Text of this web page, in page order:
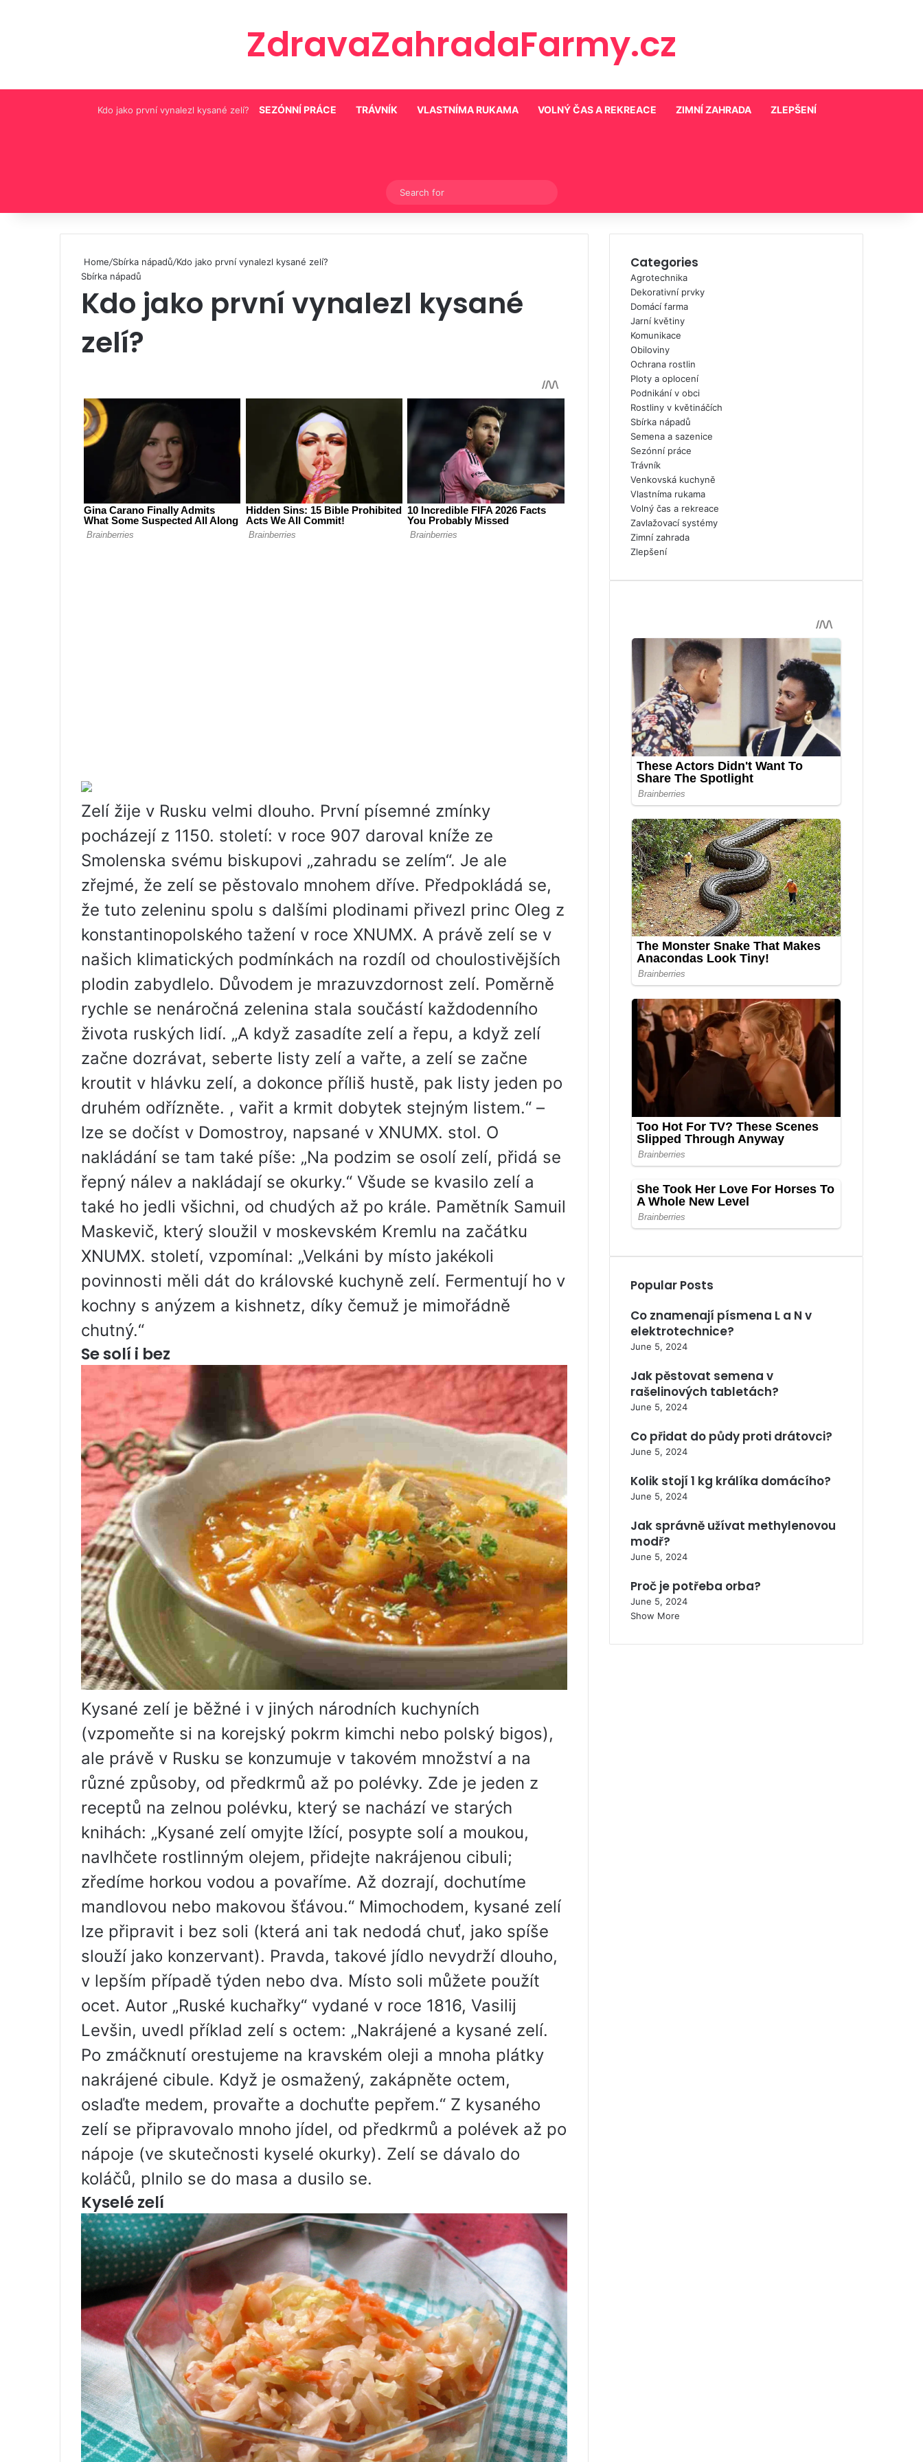
ZdravaZahradaFarmy.cz
Kdo jako první vynalezl kysané zelí? SEZÓNNÍ PRÁCE TRÁVNÍK VLASTNÍMA RUKAMA VOLNÝ ČAS A REKREACE ZIMNÍ ZAHRADA ZLEPŠENÍ
Switch skin
for
Home/Sbírka nápadů/Kdo jako první vynalezl kysané zelí?
Sbírka nápadů
Kdo jako první vynalezl kysané
zelí?
Zelí žije v Rusku velmi dlouho. První písemné zmínky
pocházejí z 1150. století: v roce 907 daroval kníže ze
Smolenska svému biskupovi „zahradu se zelím“. Je ale
zřejmé, že zelí se pěstovalo mnohem dříve. Předpokládá se,
že tuto zeleninu spolu s dalšími plodinami přivezl princ Oleg z
konstantinopolského tažení v roce XNUMX. A právě zelí se v
našich klimatických podmínkách na rozdíl od choulostivějších
plodin zabydlelo. Důvodem je mrazuvzdornost zelí. Poměrně
rychle se nenáročná zelenina stala součástí každodenního
života ruských lidí. „A když zasadíte zelí a řepu, a když zelí
začne dozrávat, seberte listy zelí a vařte, a zelí se začne
kroutit v hlávku zelí, a dokonce příliš hustě, pak listy jeden po
druhém odřízněte. , vařit a krmit dobytek stejným listem.“ –
lze se dočíst v Domostroy, napsané v XNUMX. stol. O
nakládání se tam také píše: „Na podzim se osolí zelí, přidá se
řepný nálev a nakládají se okurky.“ Všude se kvasilo zelí a
také ho jedli všichni, od chudých až po krále. Pamětník Samuil
Maskevič, který sloužil v moskevském Kremlu na začátku
XNUMX. století, vzpomínal: „Velkáni by místo jakékoli
povinnosti měli dát do královské kuchyně zelí. Fermentují ho v
kochny s anýzem a kishnetz, díky čemuž je mimořádně
chutný.“
Se solí i bez
Kysané zelí je běžné i v jiných národních kuchyních
(vzpomeňte si na korejský pokrm kimchi nebo polský bigos),
ale právě v Rusku se konzumuje v takovém množství a na
různé způsoby, od předkrmů až po polévky. Zde je jeden z
receptů na zelnou polévku, který se nachází ve starých
knihách: „Kysané zelí omyjte lžící, posypte solí a moukou,
navlhčete rostlinným olejem, přidejte nakrájenou cibuli;
zředíme horkou vodou a povaříme. Až dozrají, dochutíme
mandlovou nebo makovou šťávou.“ Mimochodem, kysané zelí
lze připravit i bez soli (která ani tak nedodá chuť, jako spíše
slouží jako konzervant). Pravda, takové jídlo nevydrží dlouho,
v lepším případě týden nebo dva. Místo soli můžete použít
ocet. Autor „Ruské kuchařky“ vydané v roce 1816, Vasilij
Levšin, uvedl příklad zelí s octem: „Nakrájené a kysané zelí.
Po zmáčknutí orestujeme na kravském oleji a mnoha plátky
nakrájené cibule. Když je osmažený, zakápněte octem,
oslaďte medem, provařte a dochuťte pepřem.“ Z kysaného
zelí se připravovalo mnoho jídel, od předkrmů a polévek až po
nápoje (ve skutečnosti kyselé okurky). Zelí se dávalo do
koláčů, plnilo se do masa a dusilo se.
Kyselé zelí
Categories
Agrotechnika
Dekorativní prvky
Domácí farma
Jarní květiny
Komunikace
Obiloviny
Ochrana rostlin
Ploty a oplocení
Podnikání v obci
Rostliny v květináčích
Sbírka nápadů
Semena a sazenice
Sezónní práce
Trávník
Venkovská kuchyně
Vlastníma rukama
Volný čas a rekreace
Zavlažovací systémy
Zimní zahrada
Zlepšení
Popular Posts
Co znamenají písmena L a N v
elektrotechnice?
June 5, 2024
Jak pěstovat semena v
rašelinových tabletách?
June 5, 2024
Co přidat do půdy proti drátovci?
June 5, 2024
Kolik stojí 1 kg králíka domácího?
June 5, 2024
Jak správně užívat methylenovou
modř?
June 5, 2024
Proč je potřeba orba?
June 5, 2024
Show More